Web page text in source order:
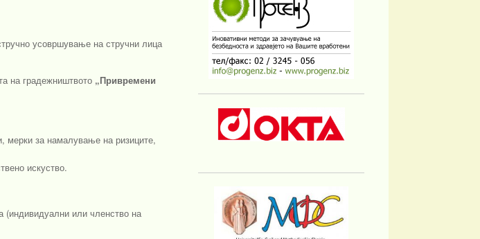
усовршување на стручни лица
на градежништвото „Привремени
мерки за намалување на ризиците,
искуство.
(индивидуални или членство на